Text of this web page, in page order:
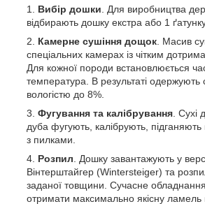
Вибір дошки. Для виробництва
відбирають дошку екстра або 1
Камерне сушіння дощок. Масив
спеціальних камерах із чітким
Для кожної породи встановлюється
температура. В результаті одержують
вологістю до 8%.
Фугування та калібрування. Сухі
дуба фугують, калібрують, підганяють
з пилками.
Розпил. Дошку завантажують у
Вінтерштайгер (Wintersteiger) та
заданої товщини. Сучасне
отримати максимально якісну ламель